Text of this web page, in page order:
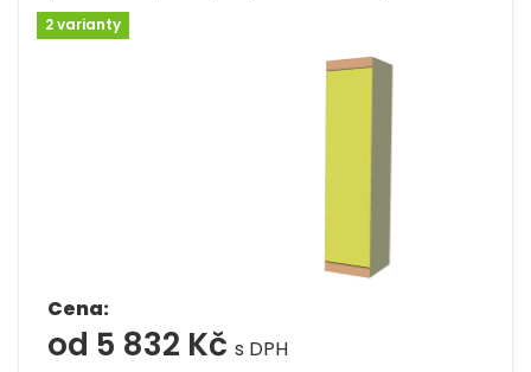
2 varianty
Cena:
od 5 832 Kč s DPH